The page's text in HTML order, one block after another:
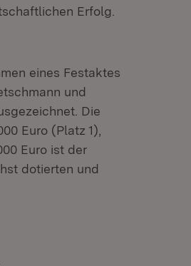
Erfolg.
eines Festaktes
und
Die
Euro (Platz 1),
Euro ist der
dotierten und